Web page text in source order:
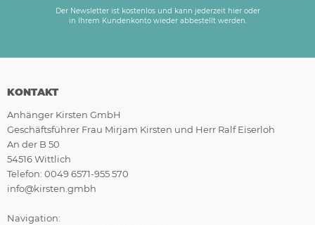
Der Newsletter ist kostenlos und kann jederzeit hier oder
in Ihrem Kundenkonto wieder abbestellt werden.
KONTAKT
Anhänger Kirsten GmbH
Geschäftsführer Frau Mirjam Kirsten und Herr Ralf Eiserloh
An der B 50
54516 Wittlich
Telefon: 0049 6571-955 570
info@kirsten.gmbh
Navigation: